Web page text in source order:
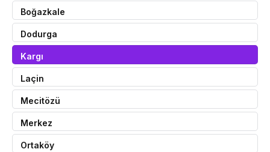
Boğazkale
Dodurga
Kargı
Laçin
Mecitözü
Merkez
Ortaköy